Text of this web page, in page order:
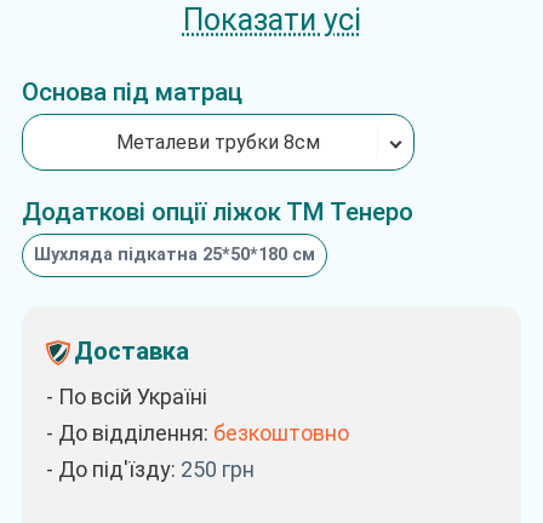
Показати усі
Основа під матрац
Металеви трубки 8см
Додаткові опції ліжок ТМ Тенеро
Шухляда підкатна 25*50*180 см
Доставка
- По всій Україні
- До відділення: безкоштовно
- До під'їзду: 250 грн